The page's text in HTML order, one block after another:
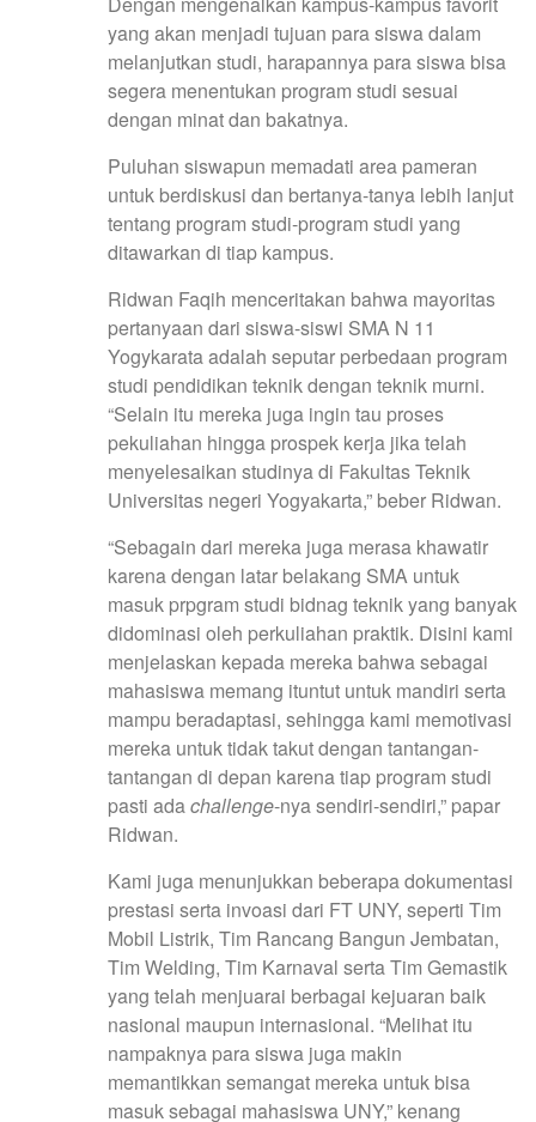
yang akan menjadi tujuan para siswa dalam
melanjutkan studi, harapannya para siswa bisa
segera menentukan program studi sesuai
dengan minat dan bakatnya.
Puluhan siswapun memadati area pameran
untuk berdiskusi dan bertanya-tanya lebih lanjut
tentang program studi-program studi yang
ditawarkan di tiap kampus.
Ridwan Faqih menceritakan bahwa mayoritas
pertanyaan dari siswa-siswi SMA N 11
Yogykarata adalah seputar perbedaan program
studi pendidikan teknik dengan teknik murni.
“Selain itu mereka juga ingin tau proses
pekuliahan hingga prospek kerja jika telah
menyelesaikan studinya di Fakultas Teknik
Universitas negeri Yogyakarta,” beber Ridwan.
“Sebagain dari mereka juga merasa khawatir
karena dengan latar belakang SMA untuk
masuk prpgram studi bidnag teknik yang banyak
didominasi oleh perkuliahan praktik. Disini kami
menjelaskan kepada mereka bahwa sebagai
mahasiswa memang ituntut untuk mandiri serta
mampu beradaptasi, sehingga kami memotivasi
mereka untuk tidak takut dengan tantangan-
tantangan di depan karena tiap program studi
pasti adachallenge-nya sendiri-sendiri,” papar
Ridwan.
Kami juga menunjukkan beberapa dokumentasi
prestasi serta invoasi dari FT UNY, seperti Tim
Mobil Listrik, Tim Rancang Bangun Jembatan,
Tim Welding, Tim Karnaval serta Tim Gemastik
yang telah menjuarai berbagai kejuaran baik
nasional maupun internasional. “Melihat itu
nampaknya para siswa juga makin
memantikkan semangat mereka untuk bisa
masuk sebagai mahasiswa UNY,” kenang